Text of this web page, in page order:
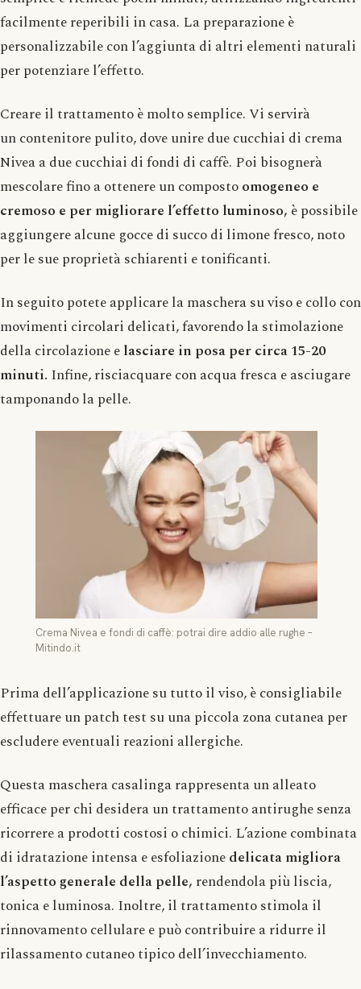
facilmente reperibili in casa. La preparazione è
personalizzabile con l’aggiunta di altri elementi naturali
per potenziare l’effetto.
Creare il trattamento è molto semplice. Vi servirà
un contenitore pulito, dove unire due cucchiai di crema
Nivea a due cucchiai di fondi di caffè. Poi bisognerà
mescolare fino a ottenere un compostoomogeneo e
cremoso e per migliorare l’effetto luminoso, è possibile
aggiungere alcune gocce di succo di limone fresco, noto
per le sue proprietà schiarenti e tonificanti.
In seguito potete applicare la maschera su viso e collo con
movimenti circolari delicati, favorendo la stimolazione
della circolazione elasciare in posa per circa 15-20
minuti. Infine, risciacquare con acqua fresca e asciugare
tamponando la pelle.
Crema Nivea e fondi di caffè: potrai dire addio alle rughe –
Mitindo.it
Prima dell’applicazione su tutto il viso, è consigliabile
effettuare un patch test su una piccola zona cutanea per
escludere eventuali reazioni allergiche.
Questa maschera casalinga rappresenta un alleato
efficace per chi desidera un trattamento antirughe senza
ricorrere a prodotti costosi o chimici. L’azione combinata
di idratazione intensa e esfoliazionedelicata migliora
l’aspetto generale della pelle, rendendola più liscia,
tonica e luminosa. Inoltre, il trattamento stimola il
rinnovamento cellulare e può contribuire a ridurre il
rilassamento cutaneo tipico dell’invecchiamento.